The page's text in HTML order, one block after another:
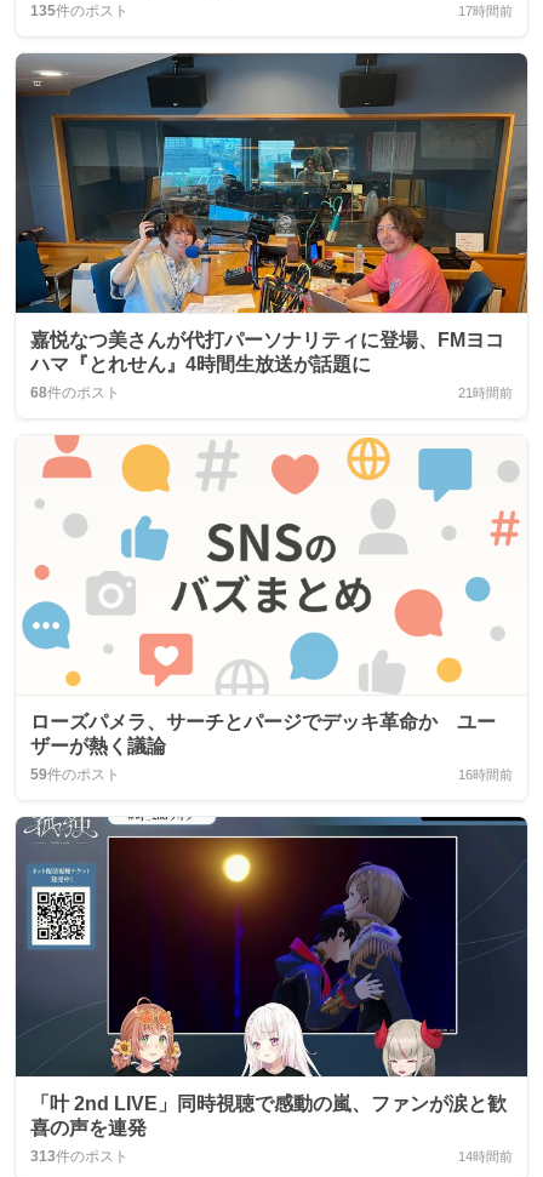
135件のポスト 17時間前
嘉悦なつ美さんが代打パーソナリティに登場、FMヨコ
ハマ『とれせん』4時間生放送が話題に
68件のポスト 21時間前
ローズパメラ、サーチとパージでデッキ革命か ユー
ザーが熱く議論
59件のポスト 16時間前
「叶 2nd LIVE」同時視聴で感動の嵐、ファンが涙と歓
喜の声を連発
313件のポスト 14時間前